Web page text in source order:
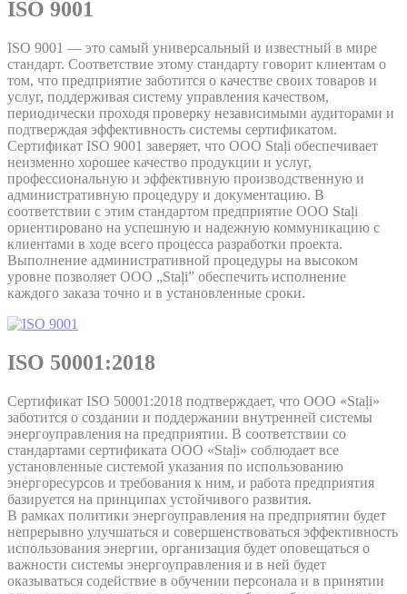
ISO 9001
ISO 9001 — это самый универсальный и известный в мире
стандарт. Соответствие этому стандарту говорит клиентам о
том, что предприятие заботится о качестве своих товаров и
услуг, поддерживая систему управления качеством,
периодически проходя проверку независимыми аудиторами и
подтверждая эффективность системы сертификатом.
Сертификат ISO 9001 заверяет, что ООО Staļi обеспечивает
неизменно хорошее качество продукции и услуг,
профессиональную и эффективную производственную и
административную процедуру и документацию. В
соответствии с этим стандартом предприятие ООО Staļi
ориентировано на успешную и надежную коммуникацию с
клиентами в ходе всего процесса разработки проекта.
Выполнение административной процедуры на высоком
уровне позволяет OOO „Staļi” обеспечить исполнение
каждого заказа точно и в установленные сроки.
ISO 50001:2018
Сертификат ISO 50001:2018 подтверждает, что ООО «Staļi»
заботится о создании и поддержании внутренней системы
энергоуправления на предприятии. В соответствии со
стандартами сертификата ООО «Staļi» соблюдает все
установленные системой указания по использованию
энергоресурсов и требования к ним, и работа предприятия
базируется на принципах устойчивого развития.
В рамках политики энергоуправления на предприятии будет
непрерывно улучшаться и совершенствоваться эффективность
использования энергии, организация будет оповещаться о
важности системы энергоуправления и в ней будет
оказываться содействие в обучении персонала и в принятии